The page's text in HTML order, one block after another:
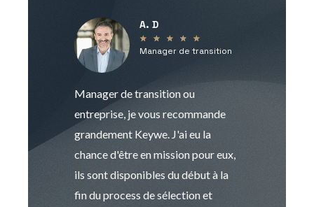
A. D
★ ★ ★ ★ ★
Manager de transition
Manager de transition ou
entreprise, je vous recommande
grandement Keywe. J'ai eu la
chance d'être en mission pour eux,
ils sont disponibles du début à la
fin du process de sélection et